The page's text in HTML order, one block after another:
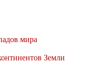
мира
Земли